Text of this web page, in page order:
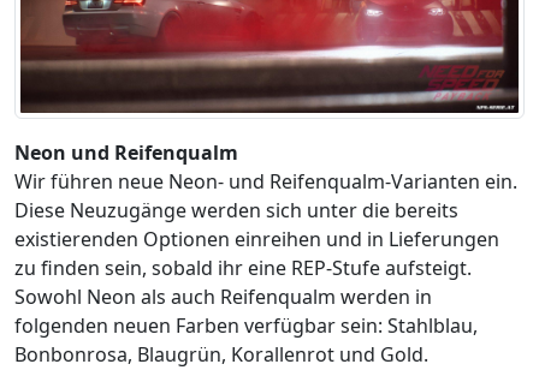
Neon und Reifenqualm
Wir führen neue Neon- und Reifenqualm-Varianten ein.
Diese Neuzugänge werden sich unter die bereits
existierenden Optionen einreihen und in Lieferungen
zu finden sein, sobald ihr eine REP-Stufe aufsteigt.
Sowohl Neon als auch Reifenqualm werden in
folgenden neuen Farben verfügbar sein: Stahlblau,
Bonbonrosa, Blaugrün, Korallenrot und Gold.